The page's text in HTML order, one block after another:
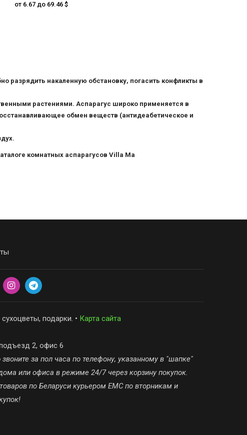
от 6.67 до 69.46 $
разрядить накаленную обстановку, погасить конфликты в
растениями. Аспарагус широко применяется в
обмен веществ (антидеабетическое и
комнатных аспарагусов Villa Ma
подарки. • Карта сайта
2, офис 6
за пол часа по телефону, указанному в "шапке"
или офиса в режиме 24/7 через корзину покупок.
по Беларуси курьером ЕМС по вторникам и